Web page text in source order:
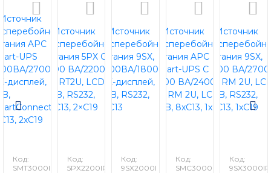
Код:
SMT3000IC
Код:
5PX2200IRT2UG2
Код:
9SX2000I
Код:
SMC3000RMI2U
Код:
9SX3000IR